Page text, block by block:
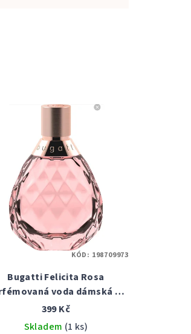
Bugatti Felicita Rosa
voda dámská 60
ml tester
399 Kč
Skladem (1 ks)
KÓD: 198709973